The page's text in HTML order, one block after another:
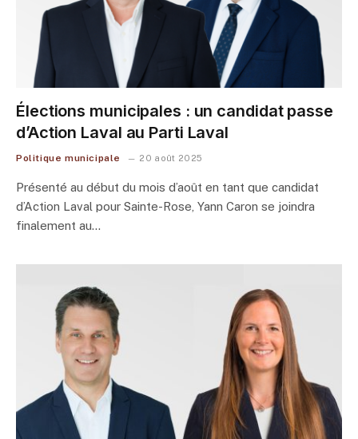
Élections municipales : un candidat passe
d’Action Laval au Parti Laval
Politique municipale 20 août 2025
Présenté au début du mois d’août en tant que candidat
d’Action Laval pour Sainte-Rose, Yann Caron se joindra
finalement au…